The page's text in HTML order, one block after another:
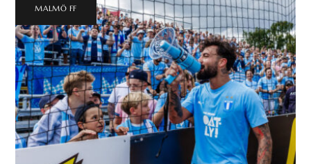
MALMÖ FF